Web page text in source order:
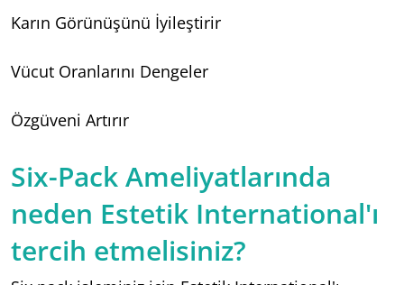
Karın Görünüşünü İyileştirir
Vücut Oranlarını Dengeler
Özgüveni Artırır
Six-Pack Ameliyatlarında
neden Estetik International'ı
tercih etmelisiniz?